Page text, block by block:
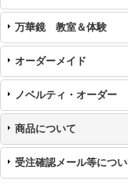
万華鏡 教室＆体験
オーダーメイド
ノベルティ・オーダー
商品について
受注確認メール等につ